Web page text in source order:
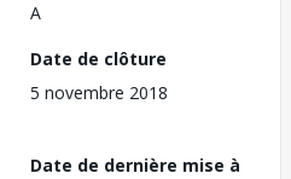
A
Date de clôture
5 novembre 2018
Date de dernière mise à